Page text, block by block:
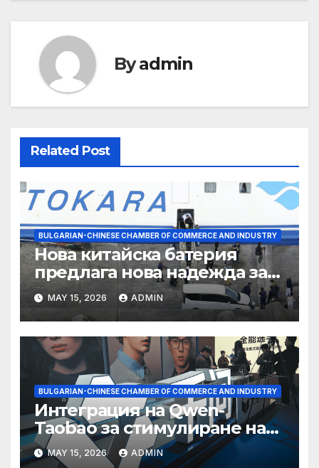
Byadmin
Related Post
BULGARIAN-CHINESE CHAMBER OF COMMERCE AND INDUSTRY
Нова китайска батерия
предлага нова надежда за
съхранение на водород
MAY 15, 2026 ADMIN
BULGARIAN-CHINESE CHAMBER OF COMMERCE AND INDUSTRY
Интеграция на Qwen-
Taobao за стимулиране на
пазаруването 618
MAY 15, 2026 ADMIN